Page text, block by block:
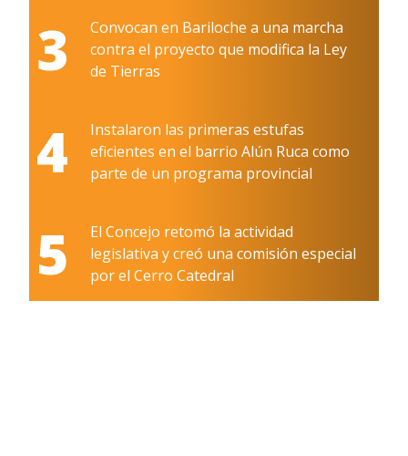
3
Convocan en Bariloche a una marcha
contra el proyecto que modifica la Ley
de Tierras
4
Instalaron las primeras estufas
eficientes en el barrio Alún Ruca como
parte de un programa provincial
5
El Concejo retomó la actividad
legislativa y creó una comisión especial
por el Cerro Catedral